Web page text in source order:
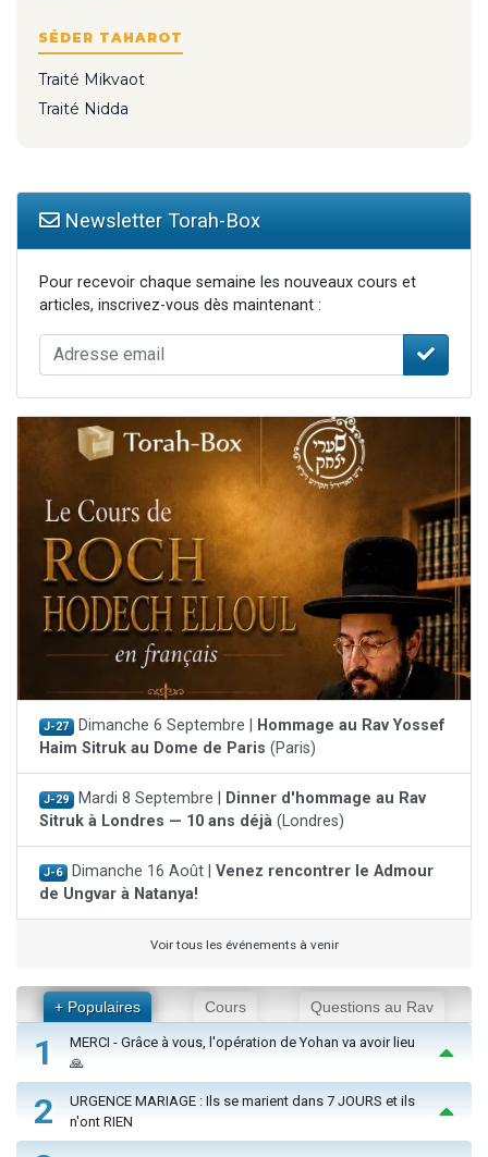
SÉDER TAHAROT
Traité Mikvaot
Traité Nidda
Newsletter Torah-Box
Pour recevoir chaque semaine les nouveaux cours et
articles, inscrivez-vous dès maintenant :
J-27 Dimanche 6 Septembre |
Hommage au Rav Yossef
Haim Sitruk au Dome de Paris (Paris)
J-29 Mardi 8 Septembre |
Dinner d'hommage au Rav
Sitruk à Londres — 10 ans déjà (Londres)
J-6 Dimanche 16 Août | Venez rencontrer le Admour
de Ungvar à Natanya!
Voir tous les événements à venir
+ Populaires Cours Questions au Rav
1
MERCI - Grâce à vous, l'opération de Yohan va avoir lieu
🙏
2
URGENCE MARIAGE : Ils se marient dans 7 JOURS et ils
n'ont RIEN